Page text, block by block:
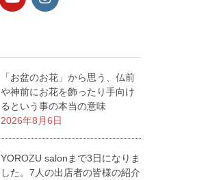
「お盆のお花」から思う、仏前
や神前にお花を飾ったり手向け
るという事の本当の意味
2026年8月6日
YOROZU salonまで3日になりま
した。7人の出店者の皆様の紹介